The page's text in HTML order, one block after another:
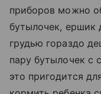
приборов можно
бутылочек, ершик
грудью гораздо
пару бутылочек с
это пригодится